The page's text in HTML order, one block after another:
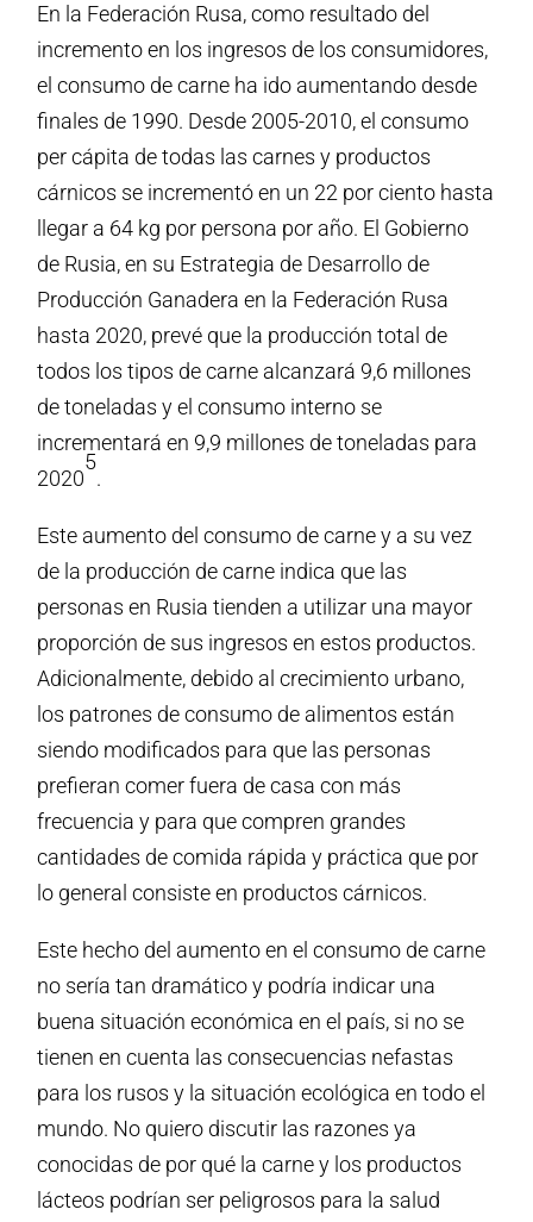
En la Federación Rusa, como resultado del
incremento en los ingresos de los consumidores,
el consumo de carne ha ido aumentando desde
finales de 1990. Desde 2005-2010, el consumo
per cápita de todas las carnes y productos
cárnicos se incrementó en un 22 por ciento hasta
llegar a 64 kg por persona por año. El Gobierno
de Rusia, en su Estrategia de Desarrollo de
Producción Ganadera en la Federación Rusa
hasta 2020, prevé que la producción total de
todos los tipos de carne alcanzará 9,6 millones
de toneladas y el consumo interno se
incrementará en 9,9 millones de toneladas para
2020
5
.
Este aumento del consumo de carne y a su vez
de la producción de carne indica que las
personas en Rusia tienden a utilizar una mayor
proporción de sus ingresos en estos productos.
Adicionalmente, debido al crecimiento urbano,
los patrones de consumo de alimentos están
siendo modificados para que las personas
prefieran comer fuera de casa con más
frecuencia y para que compren grandes
cantidades de comida rápida y práctica que por
lo general consiste en productos cárnicos.
Este hecho del aumento en el consumo de carne
no sería tan dramático y podría indicar una
buena situación económica en el país, si no se
tienen en cuenta las consecuencias nefastas
para los rusos y la situación ecológica en todo el
mundo. No quiero discutir las razones ya
conocidas de por qué la carne y los productos
lácteos podrían ser peligrosos para la salud